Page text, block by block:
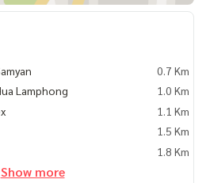
0.7 Km
Lamphong
1.0 Km
1.1 Km
1.5 Km
1.8 Km
Show more